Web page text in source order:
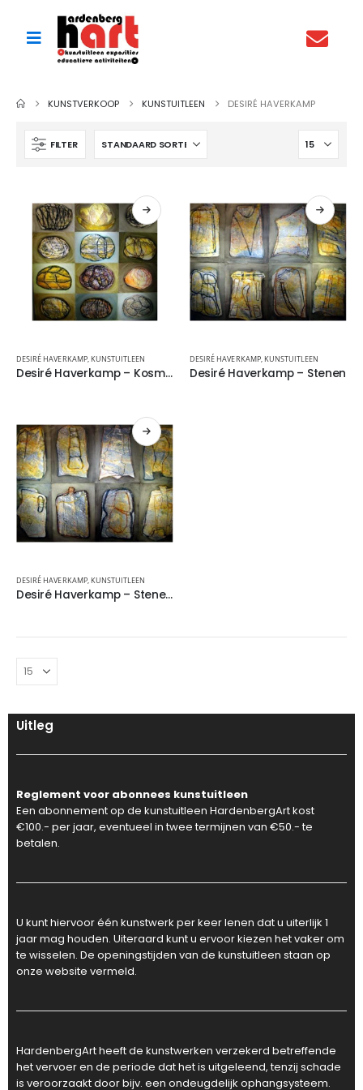
KUNSTVERKOOP KUNSTUITLEEN DESIRÉ HAVERKAMP
FILTER
DESIRÉ HAVERKAMP, KUNSTUITLEEN
Desiré Haverkamp – Kosmosstenen met verbindingsdraden
DESIRÉ HAVERKAMP, KUNSTUITLEEN
Desiré Haverkamp – Stenen
DESIRÉ HAVERKAMP, KUNSTUITLEEN
Desiré Haverkamp – Stenen 2
Uitleg
Reglement voor abonnees kunstuitleen
Een abonnement op de kunstuitleen HardenbergArt kost
€100.- per jaar, eventueel in twee termijnen van €50.- te
betalen.
U kunt hiervoor één kunstwerk per keer lenen dat u uiterlijk 1
jaar mag houden. Uiteraard kunt u ervoor kiezen het vaker om
te wisselen. De openingstijden van de kunstuitleen staan op
onze website vermeld.
HardenbergArt heeft de kunstwerken verzekerd betreffende
het vervoer en de periode dat het is uitgeleend, tenzij schade
is veroorzaakt door bijv. een ondeugdelijk ophangsysteem.